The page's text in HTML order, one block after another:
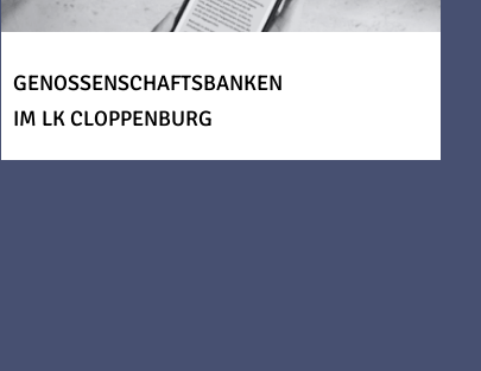
GENOSSENSCHAFTSBANKEN
IM LK CLOPPENBURG